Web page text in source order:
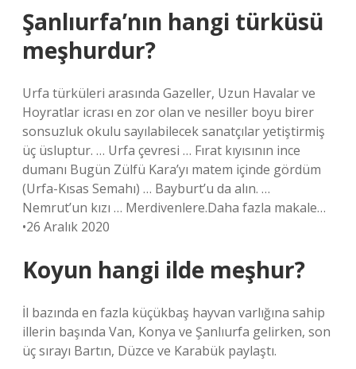
Şanlıurfa’nın hangi türküsü
meşhurdur?
Urfa türküleri arasında Gazeller, Uzun Havalar ve
Hoyratlar icrası en zor olan ve nesiller boyu birer
sonsuzluk okulu sayılabilecek sanatçılar yetiştirmiş
üç üsluptur. … Urfa çevresi … Fırat kıyısının ince
dumanı Bugün Zülfü Kara’yı matem içinde gördüm
(Urfa-Kısas Semahı) … Bayburt’u da alın. …
Nemrut’un kızı … Merdivenlere.Daha fazla makale…
•26 Aralık 2020
Koyun hangi ilde meşhur?
İl bazında en fazla küçükbaş hayvan varlığına sahip
illerin başında Van, Konya ve Şanlıurfa gelirken, son
üç sırayı Bartın, Düzce ve Karabük paylaştı.